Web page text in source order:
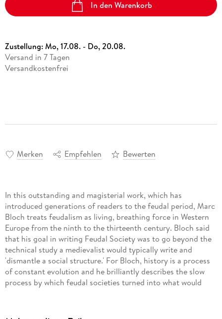
In den Warenkorb
Zustellung:Mo, 17.08. - Do, 20.08.
Versand in 7 Tagen
Versandkostenfrei
Merken Empfehlen Bewerten
In this outstanding and magisterial work, which has
introduced generations of readers to the feudal period, Marc
Bloch treats feudalism as living, breathing force in Western
Europe from the ninth to the thirteenth century. Bloch said
that his goal in writing Feudal Society was to go beyond the
technical study a medievalist would typically write and
'dismantle a social structure.' For Bloch, history is a process
of constant evolution and he brilliantly describes the slow
process by which feudal societies turned into what would